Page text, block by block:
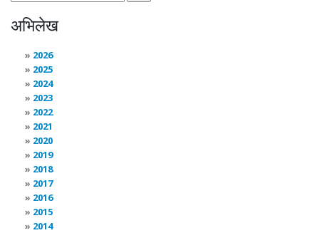
अभिलेख
2026
2025
2024
2023
2022
2021
2020
2019
2018
2017
2016
2015
2014